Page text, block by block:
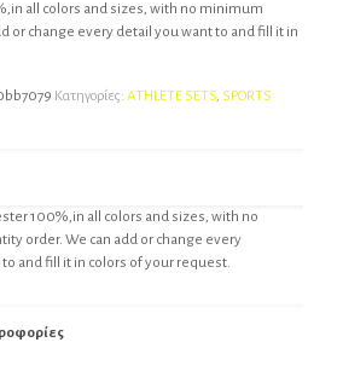
all colors and sizes, with no minimum
or change every detail you want to and fill it in
Κατηγορίες: ATHLETE SETS, SPORTS
100%,in all colors and sizes, with no
order. We can add or change every
and fill it in colors of your request.